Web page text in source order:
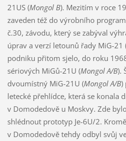
21US (Mongol B). Mezitím v roce
zaveden též do výrobního
č.30, závodu, který se zabýval
úprav a verzí letounů řady MiG-21
podniku přitom sjelo, do roku
sériových MiGů-21U (Mongol A/B).
dvoumístný MiG-21U (Mongol A/B)
letecké přehlídce, která se konala
v Domodedově u Moskvy. Zde
shlédnout prototyp Je-6U/2.
v Domodedově tehdy odbyl svůj